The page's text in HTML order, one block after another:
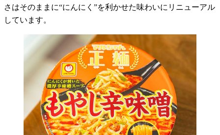
さはそのままに“にんにく”を利かせた味わいにリニューアル
しています。